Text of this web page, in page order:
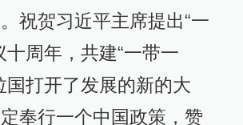
祝贺习近平主席提出“一
十周年，共建“一带一
国打开了发展的新的大
奉行一个中国政策，赞